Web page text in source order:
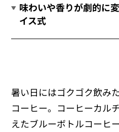
味わいや香りが劇的に
イス式
暑い日にはゴクゴク飲み
コーヒー。コーヒーカル
えたブルーボトルコーヒ